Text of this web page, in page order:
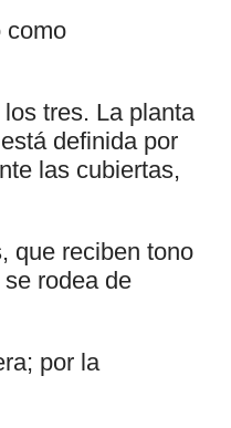
como
tres. La planta
definida por
las cubiertas,
que reciben tono
rodea de
por la